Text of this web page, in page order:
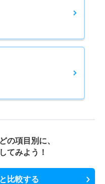
の項目別に、
てみよう！
比較する